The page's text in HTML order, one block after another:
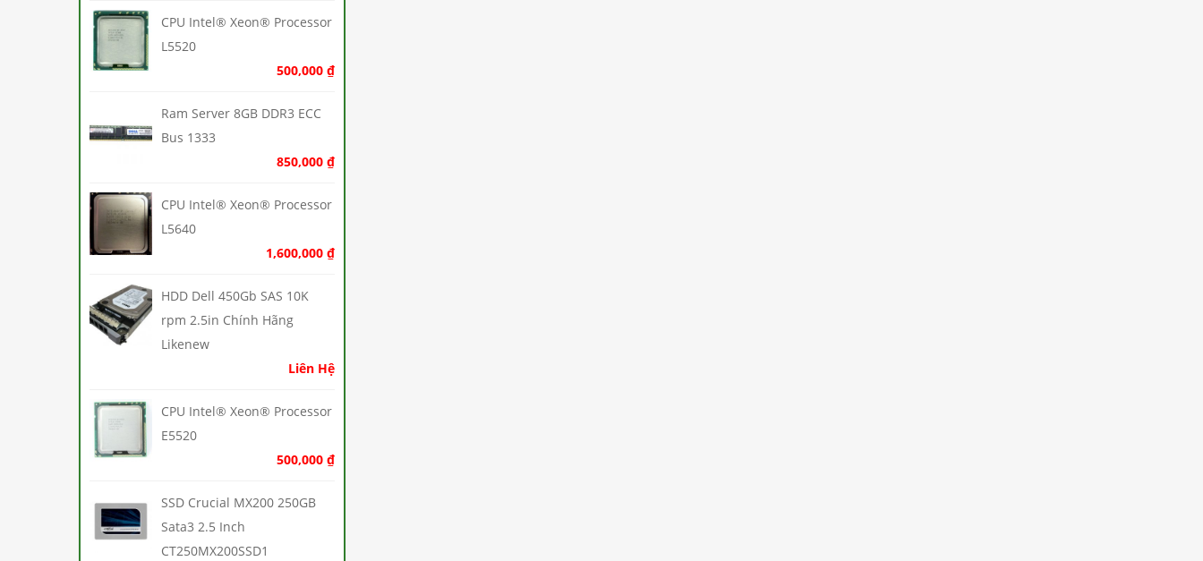
CPU Intel® Xeon® Processor
L5520
500,000 ₫
Ram Server 8GB DDR3 ECC
Bus 1333
850,000 ₫
CPU Intel® Xeon® Processor
L5640
1,600,000 ₫
HDD Dell 450Gb SAS 10K
rpm 2.5in Chính Hãng
Likenew
Liên Hệ
CPU Intel® Xeon® Processor
E5520
500,000 ₫
SSD Crucial MX200 250GB
Sata3 2.5 Inch
CT250MX200SSD1